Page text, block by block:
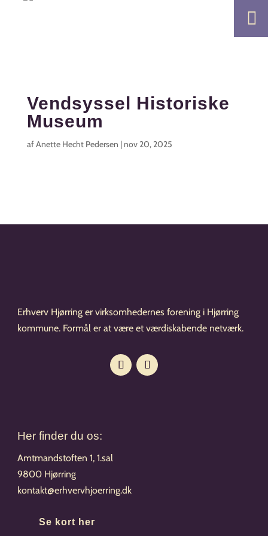

Vendsyssel Historiske
Museum
afAnette Hecht Pedersen | nov 20, 2025
Erhverv Hjørring er virksomhedernes forening i Hjørring
kommune. Formål er at være et værdiskabende netværk.
Her finder du os:
Amtmandstoften 1, 1.sal
9800 Hjørring
kontakt@erhvervhjoerring.dk
Se kort her